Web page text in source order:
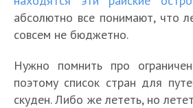
абсолютно все понимают, что
совсем не бюджетно.
Нужно помнить про
поэтому список стран для
скуден. Либо же лететь, но